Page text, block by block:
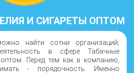
И СИГАРЕТЫ ОПТОМ
найти сотни организаций,
в сфере Табачные
Перед тем как в компанию,
- порядочность. Именно